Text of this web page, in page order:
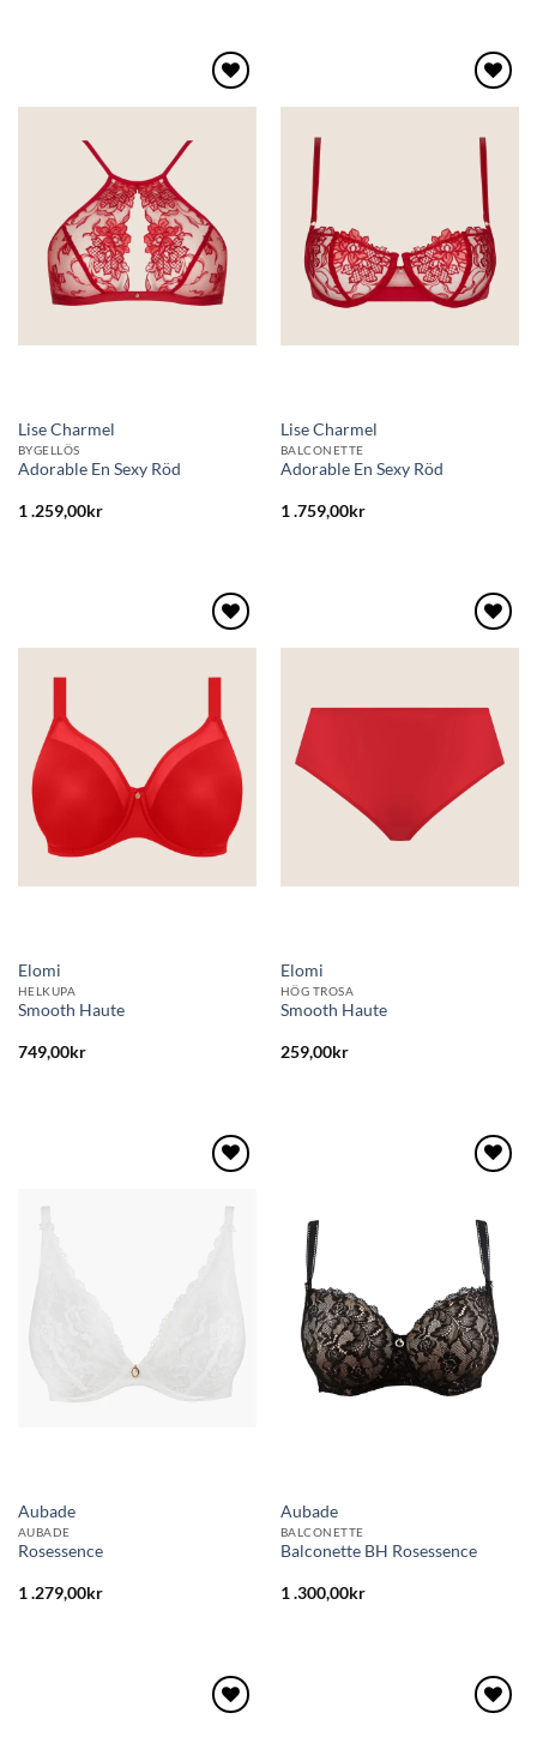
önskelistan
Lise Charmel
BYGELLÖS
Adorable En Sexy Röd
1 .259,00kr
till i
önskelistan
Lise Charmel
BALCONETTE
Adorable En Sexy Röd
1 .759,00kr
Elomi
HELKUPA
Smooth Haute
749,00kr
önskelistan
Elomi
HÖG TROSA
Smooth Haute
259,00kr
Aubade
AUBADE
Rosessence
1 .279,00kr
till i
önskelistan
Aubade
BALCONETTE
Balconette BH Rosessence
1 .300,00kr